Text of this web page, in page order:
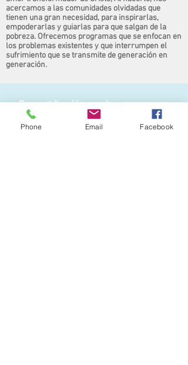
acercamos a las comunidades olvidadas que
tienen una gran necesidad, para inspirarlas,
empoderarlas y guiarlas para que salgan de la
pobreza. Ofrecemos programas que se enfocan en
los problemas existentes y que interrumpen el
sufrimiento que se transmite de generación en
generación.
Su contribución ayuda a proveer un
mejor futuro para aquellos en
necesidad.
Phone Email Facebook